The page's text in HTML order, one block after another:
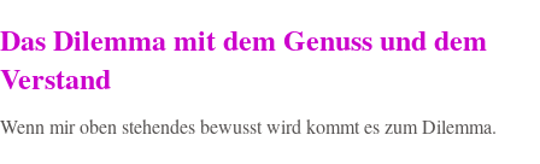
Das Dilemma mit dem Genuss und dem
Verstand
Wenn mir oben stehendes bewusst wird kommt es zum Dilemma.